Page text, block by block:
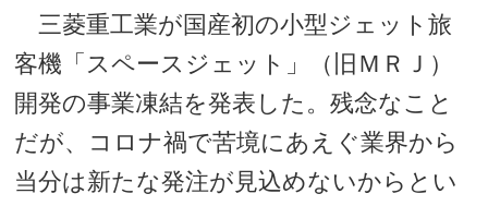
三菱重工業が国産初の小型ジェット旅
客機「スペースジェット」（旧ＭＲＪ）
開発の事業凍結を発表した。残念なこと
だが、コロナ禍で苦境にあえぐ業界から
当分は新たな発注が見込めないからとい